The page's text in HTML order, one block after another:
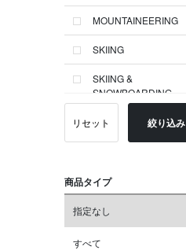
MOUNTAINEERING
SKIING
SKIING &
SNOWBOARDING
リセット 絞り込み
商品タイプ
指定なし
すべて